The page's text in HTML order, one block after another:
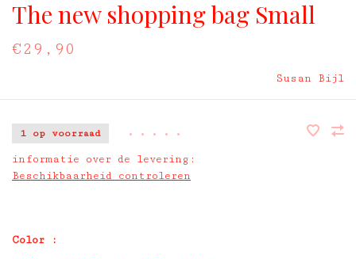
The new shopping bag Small
€29,90
Susan Bijl
1 op voorraad • • • • •
informatie over de levering:
Beschikbaarheid controleren
Color :